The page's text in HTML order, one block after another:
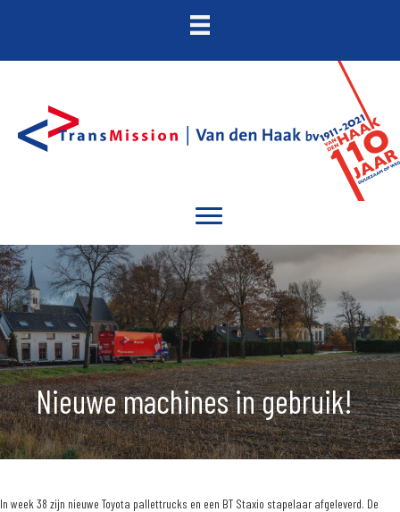
Nieuwe machines in gebruik!
In week 38 zijn nieuwe Toyota pallettrucks en een BT Staxio stapelaar afgeleverd. De